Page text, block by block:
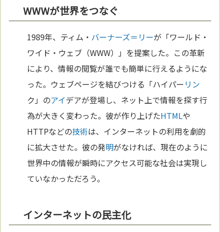
WWWが世界をつなぐ
1989年、ティム・ バーナーズ＝リーが「ワールド・
ワイド・ウェブ（WWW）」を提案した。この革新
により、情報の閲覧が誰でも簡単に行えるようにな
った。ウェブページを結びつける「ハイパー リン
ク」のアイデアが登場し、ネット上で情報を探す行
為が大きく変わった。彼が作り上げたHTMLや
HTTPなどの技術は、インターネットの利用を劇的
に拡大させた。彼の発明がなければ、現在のように
世界中の情報が瞬時にアクセス可能な社会は実現し
ていなかっただろう。
インターネットの民主化